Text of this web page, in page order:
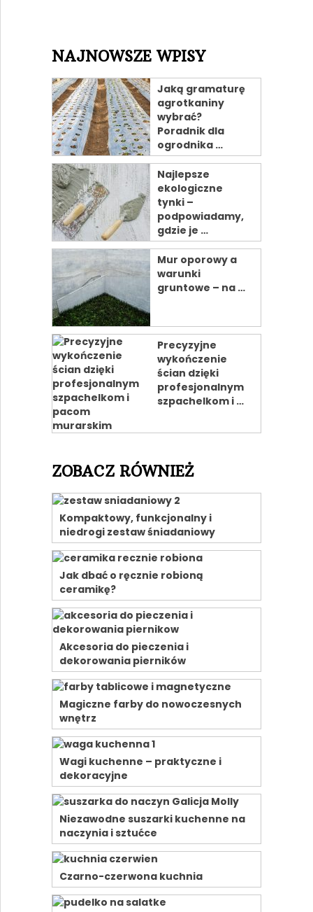
NAJNOWSZE WPISY
Jaką gramaturę
agrotkaniny
wybrać?
Poradnik dla
ogrodnika …
Najlepsze
ekologiczne
tynki –
podpowiadamy,
gdzie je …
Mur oporowy a
warunki
gruntowe – na …
Precyzyjne
wykończenie
ścian dzięki
profesjonalnym
szpachelkom i …
ZOBACZ RÓWNIEŻ
Kompaktowy, funkcjonalny i
niedrogi zestaw śniadaniowy
Jak dbać o ręcznie robioną
ceramikę?
Akcesoria do pieczenia i
dekorowania pierników
Magiczne farby do nowoczesnych
wnętrz
Wagi kuchenne – praktyczne i
dekoracyjne
Niezawodne suszarki kuchenne na
naczynia i sztućce
Czarno-czerwona kuchnia